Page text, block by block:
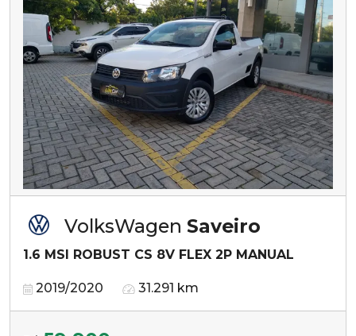
VolksWagen Saveiro
1.6 MSI ROBUST CS 8V FLEX 2P MANUAL
2019/2020 31.291 km